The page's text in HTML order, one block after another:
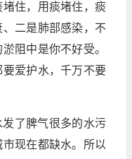
住，用痰堵住，痰
二是肺部感染，不
阻中是你不好受。
爱护水，千万不要
了脾气很多的水污
现在都缺水。所以